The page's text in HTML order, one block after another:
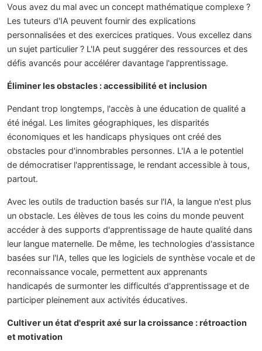
Vous avez du mal avec un concept mathématique complexe ?
Les tuteurs d'IA peuvent fournir des explications
personnalisées et des exercices pratiques. Vous excellez dans
un sujet particulier ? L'IA peut suggérer des ressources et des
défis avancés pour accélérer davantage l'apprentissage.
Éliminer les obstacles : accessibilité et inclusion
Pendant trop longtemps, l'accès à une éducation de qualité a
été inégal. Les limites géographiques, les disparités
économiques et les handicaps physiques ont créé des
obstacles pour d'innombrables personnes. L'IA a le potentiel
de démocratiser l'apprentissage, le rendant accessible à tous,
partout.
Avec les outils de traduction basés sur l'IA, la langue n'est plus
un obstacle. Les élèves de tous les coins du monde peuvent
accéder à des supports d'apprentissage de haute qualité dans
leur langue maternelle. De même, les technologies d'assistance
basées sur l'IA, telles que les logiciels de synthèse vocale et de
reconnaissance vocale, permettent aux apprenants
handicapés de surmonter les difficultés d'apprentissage et de
participer pleinement aux activités éducatives.
Cultiver un état d'esprit axé sur la croissance : rétroaction
et motivation